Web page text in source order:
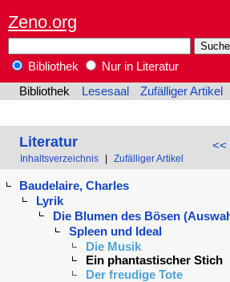
Zeno.org
Bibliothek
Nur in Literatur
Bibliothek
Lesesaal Zufälliger Artikel
<<
Literatur
Inhaltsverzeichnis Zufälliger Artikel
Baudelaire, Charles
Lyrik
Die Blumen des Bösen
Spleen und Ideal
Die Musik
Ein phantastischer Stich
Der freudige Tote